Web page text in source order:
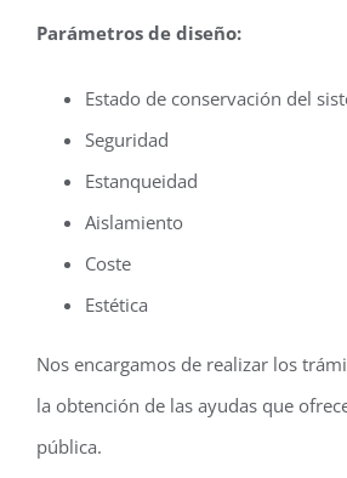
Parámetros de diseño:
Estado de conservación del
Seguridad
Estanqueidad
Aislamiento
Coste
Estética
Nos encargamos de realizar los
la obtención de las ayudas que
pública.